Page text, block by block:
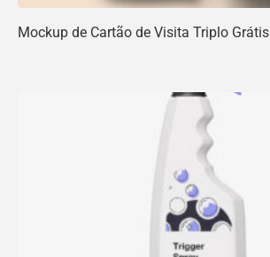
Mockup de Cartão de Visita Triplo Grátis